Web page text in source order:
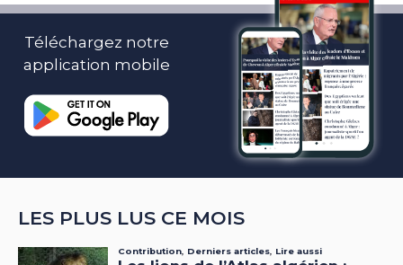
Téléchargez notre
application mobile
LES PLUS LUS CE MOIS